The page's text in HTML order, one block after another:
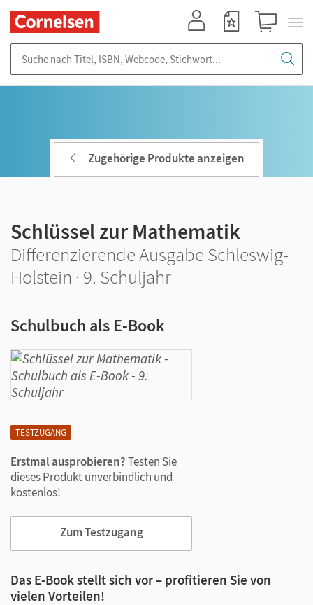
TESTZUGANG
Erstmal ausprobieren?Testen Sie
dieses Produkt unverbindlich und
kostenlos!
Zum Testzugang
Zugehörige Produkte anzeigen
Schlüssel zur Mathematik
Differenzierende Ausgabe Schleswig-
Holstein · 9. Schuljahr
Schulbuch als E-Book
Das E-Book stellt sich vor – profitieren Sie von
vielen Vorteilen!